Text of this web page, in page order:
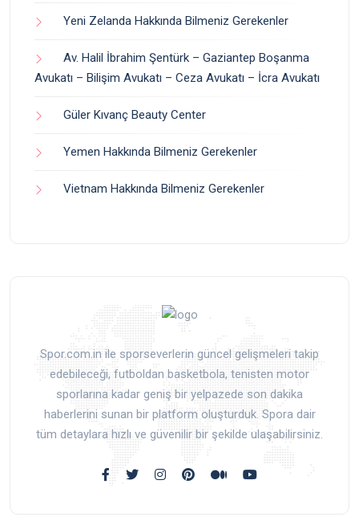
Yeni Zelanda Hakkında Bilmeniz Gerekenler
Av. Halil İbrahim Şentürk – Gaziantep Boşanma
Avukatı – Bilişim Avukatı – Ceza Avukatı – İcra Avukatı
Güler Kıvanç Beauty Center
Yemen Hakkında Bilmeniz Gerekenler
Vietnam Hakkında Bilmeniz Gerekenler
Spor.com.in ile sporseverlerin güncel gelişmeleri takip
edebileceği, futboldan basketbola, tenisten motor
sporlarına kadar geniş bir yelpazede son dakika
haberlerini sunan bir platform oluşturduk. Spora dair
tüm detaylara hızlı ve güvenilir bir şekilde ulaşabilirsiniz.